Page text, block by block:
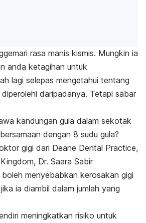
rasa manis kismis. Mungkin ia
anda ketagihan untuk
lagi selepas mengetahui tentang
daripadanya. Tetapi sabar
kandungan gula dalam sekotak
dengan 8 sudu gula?
gigi dari Deane Dental Practice,
Dr. Saara Sabir
menyebabkan kerosakan gigi
ia diambil dalam jumlah yang
meningkatkan risiko untuk